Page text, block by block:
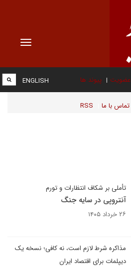
Toggle
عضویت پیوند ها
تماس با ما RSS
ENGLISH
تأملی بر شکاف انتظارات و تورم
آنتروپی در سایه جنگ
۲۶ خرداد ۱۴۰۵
مذاکره شرط لازم است، نه کافی؛ نسخه یک
دیپلمات برای اقتصاد ایران